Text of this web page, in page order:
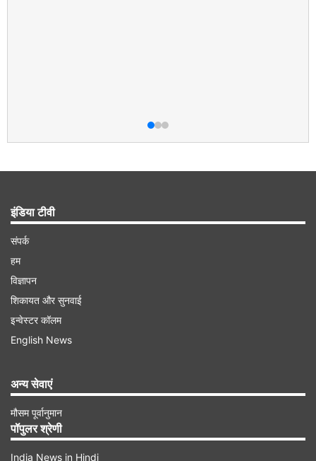
इंडिया टीवी
संपर्क
हम
विज्ञापन
शिकायत और सुनवाई
इन्वेस्टर कॉलम
English News
अन्य सेवाएं
मौसम पूर्वानुमान
पॉपुलर श्रेणी
India News in Hindi